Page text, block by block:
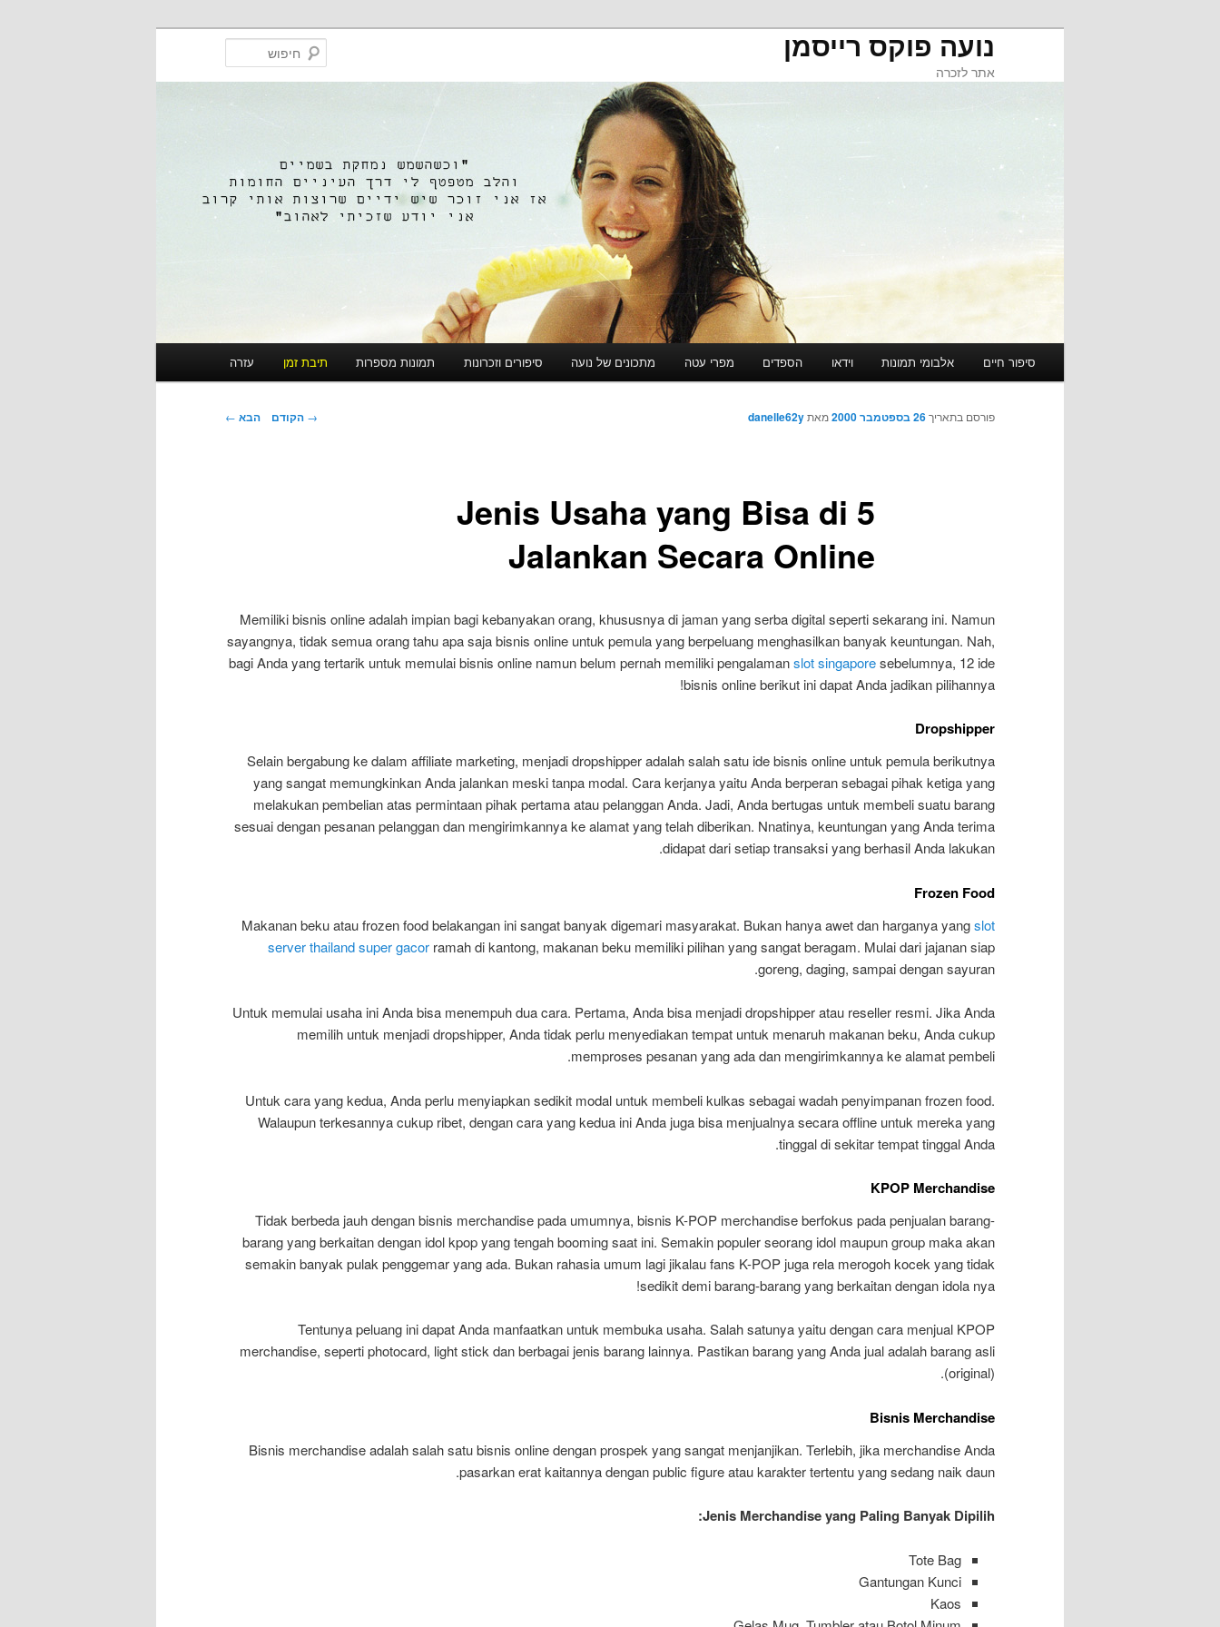
נועה פוקס רייסמן
אתר לזכרה
לדלג לתוכן
לדלג לתוכן המשני
סיפור חיים אלבומי תמונות וידאו הספדים מפרי עטה מתכונים של נועה סיפורים וזכרונות תמונות מספרות תיבת זמן עזרה
ניווט בפוסטים → הקודם הבא ←
5 Jenis Usaha yang Bisa di
Jalankan Secara Online
פורסם בתאריך26 בספטמבר 2000 מאתdanelle62y
Memiliki bisnis online adalah impian bagi kebanyakan orang, khususnya di jaman yang serba digital seperti sekarang ini. Namun
sayangnya, tidak semua orang tahu apa saja bisnis online untuk pemula yang berpeluang menghasilkan banyak keuntungan. Nah,
bagi Anda yang tertarik untuk memulai bisnis online namun belum pernah memiliki pengalamanslot singaporesebelumnya, 12 ide
bisnis online berikut ini dapat Anda jadikan pilihannya!
Dropshipper
Selain bergabung ke dalam affiliate marketing, menjadi dropshipper adalah salah satu ide bisnis online untuk pemula berikutnya
yang sangat memungkinkan Anda jalankan meski tanpa modal. Cara kerjanya yaitu Anda berperan sebagai pihak ketiga yang
melakukan pembelian atas permintaan pihak pertama atau pelanggan Anda. Jadi, Anda bertugas untuk membeli suatu barang
sesuai dengan pesanan pelanggan dan mengirimkannya ke alamat yang telah diberikan. Nnatinya, keuntungan yang Anda terima
didapat dari setiap transaksi yang berhasil Anda lakukan.
Frozen Food
Makanan beku atau frozen food belakangan ini sangat banyak digemari masyarakat. Bukan hanya awet dan harganya yangslot
server thailand super gacor ramah di kantong, makanan beku memiliki pilihan yang sangat beragam. Mulai dari jajanan siap
goreng, daging, sampai dengan sayuran.
Untuk memulai usaha ini Anda bisa menempuh dua cara. Pertama, Anda bisa menjadi dropshipper atau reseller resmi. Jika Anda
memilih untuk menjadi dropshipper, Anda tidak perlu menyediakan tempat untuk menaruh makanan beku, Anda cukup
memproses pesanan yang ada dan mengirimkannya ke alamat pembeli.
Untuk cara yang kedua, Anda perlu menyiapkan sedikit modal untuk membeli kulkas sebagai wadah penyimpanan frozen food.
Walaupun terkesannya cukup ribet, dengan cara yang kedua ini Anda juga bisa menjualnya secara offline untuk mereka yang
tinggal di sekitar tempat tinggal Anda.
KPOP Merchandise
Tidak berbeda jauh dengan bisnis merchandise pada umumnya, bisnis K-POP merchandise berfokus pada penjualan barang-
barang yang berkaitan dengan idol kpop yang tengah booming saat ini. Semakin populer seorang idol maupun group maka akan
semakin banyak pulak penggemar yang ada. Bukan rahasia umum lagi jikalau fans K-POP juga rela merogoh kocek yang tidak
sedikit demi barang-barang yang berkaitan dengan idola nya!
Tentunya peluang ini dapat Anda manfaatkan untuk membuka usaha. Salah satunya yaitu dengan cara menjual KPOP
merchandise, seperti photocard, light stick dan berbagai jenis barang lainnya. Pastikan barang yang Anda jual adalah barang asli
(original).
Bisnis Merchandise
Bisnis merchandise adalah salah satu bisnis online dengan prospek yang sangat menjanjikan. Terlebih, jika merchandise Anda
pasarkan erat kaitannya dengan public figure atau karakter tertentu yang sedang naik daun.
Jenis Merchandise yang Paling Banyak Dipilih:
Tote Bag
Gantungan Kunci
Kaos